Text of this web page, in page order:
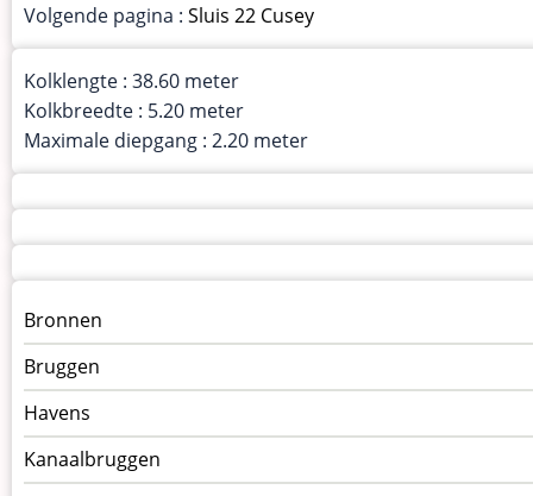
Volgende pagina : Sluis 22 Cusey
Kolklengte : 38.60 meter
Kolkbreedte : 5.20 meter
Maximale diepgang : 2.20 meter
Menu
kunstwerken
op
kunstwerkpagina
Bronnen
Bruggen
Havens
Kanaalbruggen